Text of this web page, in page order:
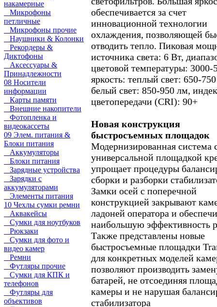
накамерные
Микрофоны
петличные
Микрофоны прочие
Наушники & Колонки
Рекордеры &
Диктофоны
Аксессуары &
Принадлежности
08 Носители
информации
Карты памяти
Внешние накопители
Фотопленка и
видеокассеты
09 Элем. питания &
Блоки питания
Аккумуляторы
Блоки питания
Зарядные устройства
Зарядки с
аккумуляторами
Элементы питания
10 Чехлы сумки ремни
Аквакейсы
Сумки для ноутбуков
Рюкзаки
Сумки для фото и
видео камер
Ремни
Футляры прочие
Сумки для КПК и
телефонов
Футляры для
объективов
обеспечивается за счет
инновационной технологии
охлаждения, позволяющей
отводить тепло. Пиковая
источника света: 6 Вт,
цветовой температуры: 3000-
яркость: теплый свет: 650-
белый свет: 850-950 лм,
цветопередачи (CRI): 90+
Новая конструкция
быстросъемных площадок
Модернизированная система
универсальной площадкой
упрощает процедуры
сборки и разборки
Замки осей с поперечной
конструкцией закрывают
ладоней оператора и
наибольшую эффективность
Также представлены новые
быстросъемные площадки
для конкретных моделей
позволяют производить
батарей, не отсоединяя
камеры и не нарушая
стабилизатора